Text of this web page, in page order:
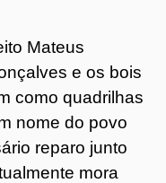
Mateus
e os bois
como quadrilhas
nome do povo
reparo junto
mora